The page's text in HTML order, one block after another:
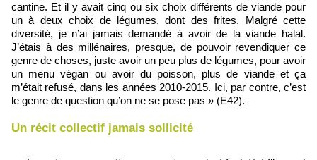
cantine. Et il y avait cinq ou six choix différents de viande pour
un à deux choix de légumes, dont des frites. Malgré cette
diversité, je n’ai jamais demandé à avoir de la viande halal.
J’étais à des millénaires, presque, de pouvoir revendiquer ce
genre de choses, juste avoir un peu plus de légumes, pour avoir
un menu végan ou avoir du poisson, plus de viande et ça
m’était refusé, dans les années 2010‑2015. Ici, par contre, c’est
le genre de question qu’on ne se pose pas » (E42).
Un récit collectif jamais sollicité